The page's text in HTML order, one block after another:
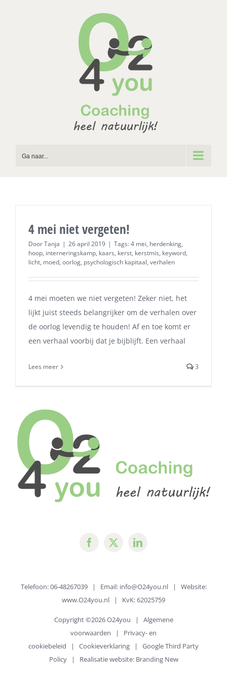
Ga naar...
4 mei niet vergeten!
DoorTanja | 26 april 2019 | Tags:4 mei, herdenking,
hoop, interneringskamp, kaars, kerst, kerstmis, keyword,
licht, moed, oorlog, psychologisch kapitaal, verhalen
4 mei moeten we niet vergeten! Zeker niet, het
lijkt juist steeds belangrijker om de verhalen over
de oorlog levendig te houden! Af en toe komt er
een verhaal voorbij dat je bijblijft. Een verhaal
Lees meer 3
Telefoon: 06-48267039 | Email: info@O24you.nl| Website:
www.O24you.nl | KvK: 62025759
Copyright ©2026 O24you | Algemene
voorwaarden | Privacy- en
cookiebeleid | Cookieverklaring | Google Third Party
Policy| Realisatie website: Branding New